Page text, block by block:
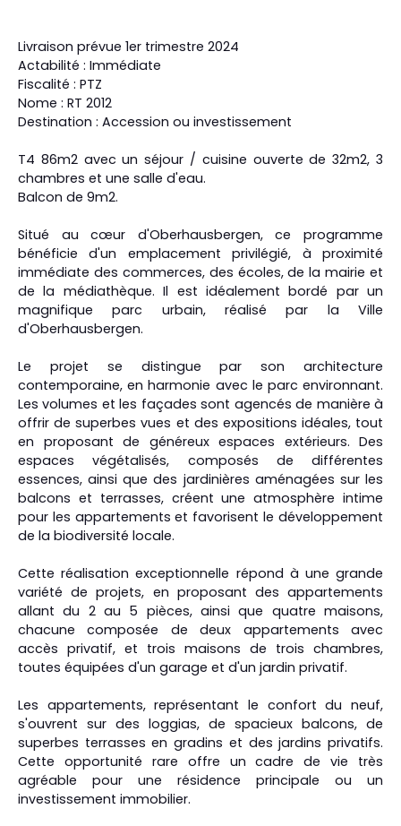
Livraison prévue 1er trimestre 2024
Actabilité : Immédiate
Fiscalité : PTZ
Nome : RT 2012
Destination : Accession ou investissement
T4 86m2 avec un séjour / cuisine ouverte de 32m2, 3
chambres et une salle d'eau.
Balcon de 9m2.
Situé au cœur d'Oberhausbergen, ce programme
bénéficie d'un emplacement privilégié, à proximité
immédiate des commerces, des écoles, de la mairie et
de la médiathèque. Il est idéalement bordé par un
magnifique parc urbain, réalisé par la Ville
d'Oberhausbergen.
Le projet se distingue par son architecture
contemporaine, en harmonie avec le parc environnant.
Les volumes et les façades sont agencés de manière à
offrir de superbes vues et des expositions idéales, tout
en proposant de généreux espaces extérieurs. Des
espaces végétalisés, composés de différentes
essences, ainsi que des jardinières aménagées sur les
balcons et terrasses, créent une atmosphère intime
pour les appartements et favorisent le développement
de la biodiversité locale.
Cette réalisation exceptionnelle répond à une grande
variété de projets, en proposant des appartements
allant du 2 au 5 pièces, ainsi que quatre maisons,
chacune composée de deux appartements avec
accès privatif, et trois maisons de trois chambres,
toutes équipées d'un garage et d'un jardin privatif.
Les appartements, représentant le confort du neuf,
s'ouvrent sur des loggias, de spacieux balcons, de
superbes terrasses en gradins et des jardins privatifs.
Cette opportunité rare offre un cadre de vie très
agréable pour une résidence principale ou un
investissement immobilier.